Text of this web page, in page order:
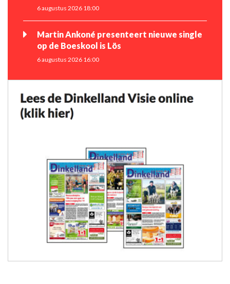
6 augustus 2026 18:00
Martin Ankoné presenteert nieuwe single
op de Boeskool is Lös
6 augustus 2026 16:00